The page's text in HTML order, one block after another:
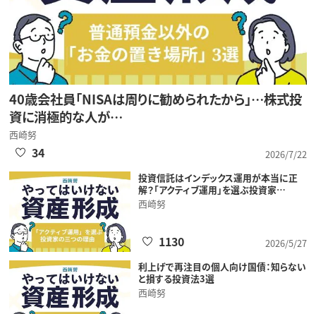
40歳会社員「NISAは周りに勧められたから」…株式投
資に消極的な人が…
西崎努
2026/7/22
34
投資信託はインデックス運用が本当に正
解？「アクティブ運用」を選ぶ投資家…
西崎努
2026/5/27
1130
利上げで再注目の個人向け国債：知らない
と損する投資法3選
西崎努